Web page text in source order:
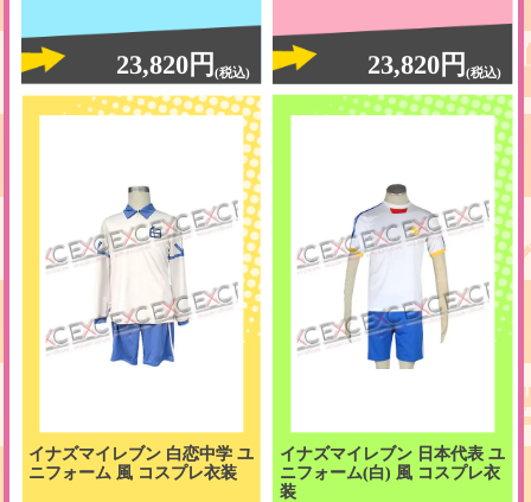
23,820円(税込) 23,820円(税込)
イナズマイレブン 白恋中学 ユ
ニフォーム 風 コスプレ衣装
イナズマイレブン 日本代表 ユ
ニフォーム(白) 風 コスプレ衣
装